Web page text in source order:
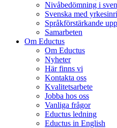
Nivåbedömning i
Svenska med
Språkförstärkande
Samarbeten
Om Eductus
Om Eductus
Nyheter
Här finns vi
Kontakta oss
Kvalitetsarbete
Jobba hos oss
Vanliga frågor
Eductus ledning
Eductus in English